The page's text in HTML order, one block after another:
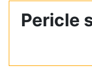
Pericle